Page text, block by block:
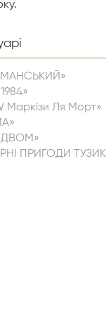
Маркізи Ля Морт»
ПРИГОДИ